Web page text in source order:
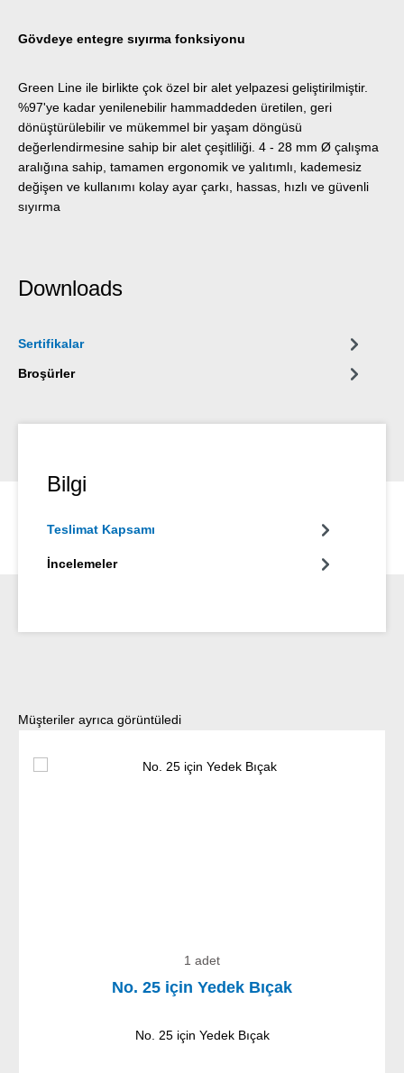
Gövdeye entegre sıyırma fonksiyonu
Green Line ile birlikte çok özel bir alet yelpazesi geliştirilmiştir.
%97'ye kadar yenilenebilir hammaddeden üretilen, geri
dönüştürülebilir ve mükemmel bir yaşam döngüsü
değerlendirmesine sahip bir alet çeşitliliği. 4 - 28 mm Ø çalışma
aralığına sahip, tamamen ergonomik ve yalıtımlı, kademesiz
değişen ve kullanımı kolay ayar çarkı, hassas, hızlı ve güvenli
sıyırma
Downloads
Sertifikalar
Broşürler
Bilgi
Teslimat Kapsamı
İncelemeler
Ürün galerisini atla
Müşteriler ayrıca görüntüledi
1 adet
No. 25 için Yedek Bıçak
No. 25 için Yedek Bıçak